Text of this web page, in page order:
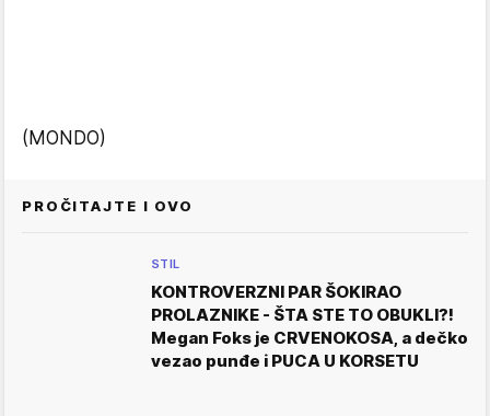
(MONDO)
PROČITAJTE I OVO
STIL
KONTROVERZNI PAR ŠOKIRAO
PROLAZNIKE - ŠTA STE TO OBUKLI?!
Megan Foks je CRVENOKOSA, a dečko
vezao punđe i PUCA U KORSETU